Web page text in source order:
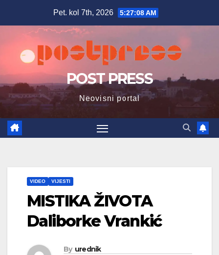
Pet. kol 7th, 2026 5:27:11 AM
POST PRESS
Neovisni portal
VIDEO VIJESTI
MISTIKA ŽIVOTA
Daliborke Vrankić
By urednik